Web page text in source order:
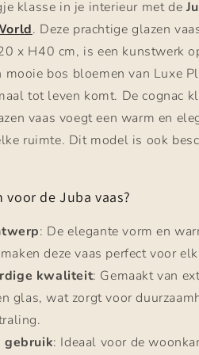
klasse in je interieur met de
. Deze prachtige glazen
x H40 cm, is een kunstwerk
mooie bos bloemen van Luxe
tot leven komt. De cognac
vaas voegt een warm en
ruimte. Dit model is ook
voor de Juba vaas?
: De elegante vorm en
deze vaas perfect voor
kwaliteit: Gemaakt van
glas, wat zorgt voor
gebruik: Ideaal voor de